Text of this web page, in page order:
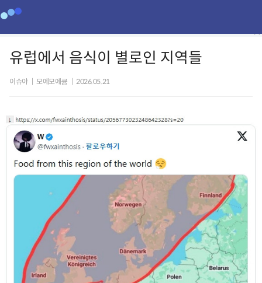
유럽에서 음식이 별로인 지역들
이슈야 모에모에큥 2026.05.21